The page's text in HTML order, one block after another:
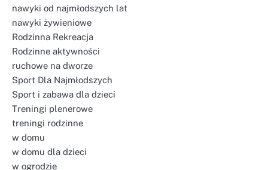
nawyki od najmłodszych lat
nawyki żywieniowe
Rodzinna Rekreacja
Rodzinne aktywności
ruchowe na dworze
Sport Dla Najmłodszych
Sport i zabawa dla dzieci
Treningi plenerowe
treningi rodzinne
w domu
w domu dla dzieci
w ogrodzie